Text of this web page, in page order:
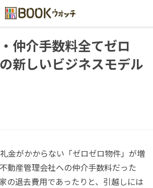
仲介手数料全てゼロ
新しいビジネスモデル
金がかからない「ゼロゼロ物件」が増
動産管理会社への仲介手数料だった
の退去費用であったりと、引越しには